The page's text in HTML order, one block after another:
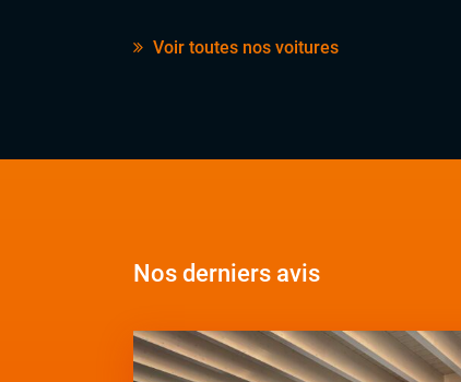
Voir toutes nos voitures
Nos derniers avis